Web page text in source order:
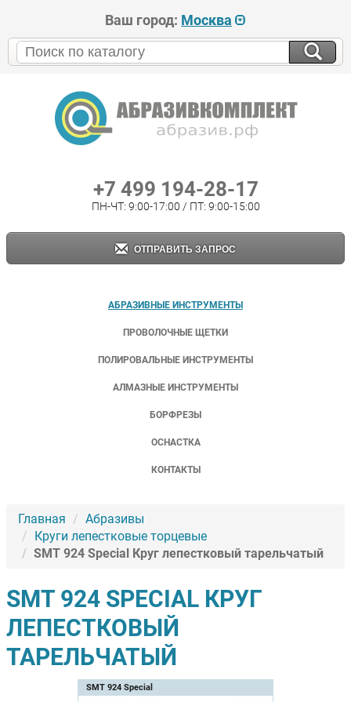
Ваш город: Москва
+7 499 194-28-17
ПН-ЧТ: 9:00-17:00 / ПТ: 9:00-15:00
ОТПРАВИТЬ ЗАПРОС
АБРАЗИВНЫЕ ИНСТРУМЕНТЫ
ПРОВОЛОЧНЫЕ ЩЕТКИ
ПОЛИРОВАЛЬНЫЕ ИНСТРУМЕНТЫ
АЛМАЗНЫЕ ИНСТРУМЕНТЫ
БОРФРЕЗЫ
ОСНАСТКА
КОНТАКТЫ
Главная
Абразивы
Круги лепестковые торцевые
SMT 924 Special Круг лепестковый тарельчатый
SMT 924 SPECIAL КРУГ
ЛЕПЕСТКОВЫЙ
ТАРЕЛЬЧАТЫЙ
SMT 924 Special